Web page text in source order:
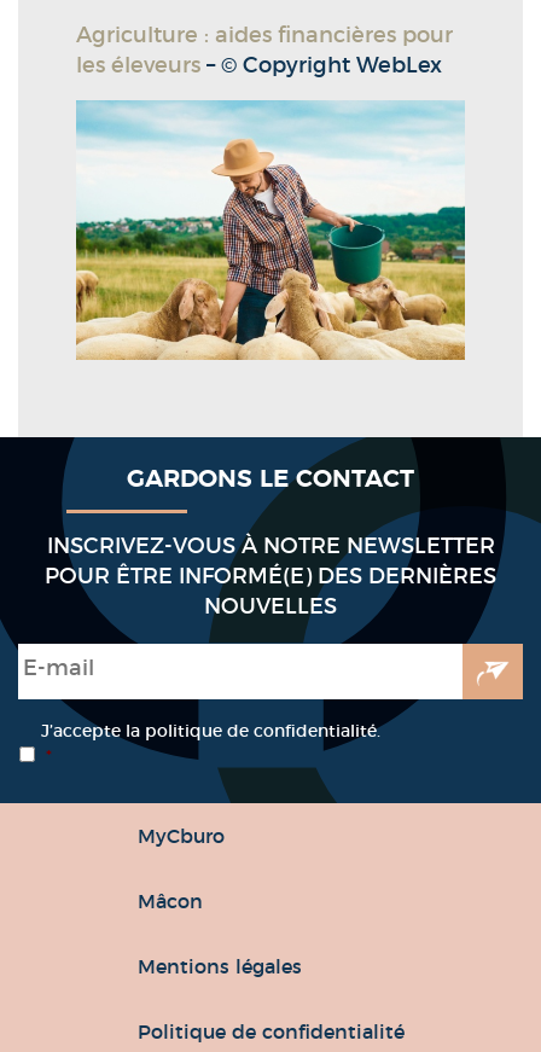
Agriculture : aides financières pour
les éleveurs – © Copyright WebLex
GARDONS LE CONTACT
INSCRIVEZ-VOUS À NOTRE NEWSLETTER
POUR ÊTRE INFORMÉ(E) DES DERNIÈRES
NOUVELLES
E-mail
RGPD *
J’accepte la politique de confidentialité.
*
MyCburo
Mâcon
Mentions légales
Politique de confidentialité